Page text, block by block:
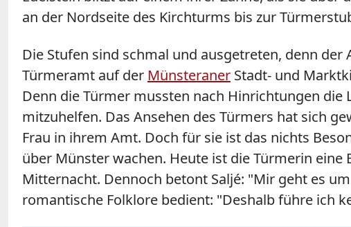
an der Nordseite des Kirchturms bis zur
Die Stufen sind schmal und ausgetreten, denn
Türmeramt auf der Münsteraner Stadt- und
Denn die Türmer mussten nach Hinrichtungen
mitzuhelfen. Das Ansehen des Türmers hat sich
Frau in ihrem Amt. Doch für sie ist das nichts
über Münster wachen. Heute ist die Türmerin
Mitternacht. Dennoch betont Saljé: "Mir geht es
romantische Folklore bedient: "Deshalb führe ich